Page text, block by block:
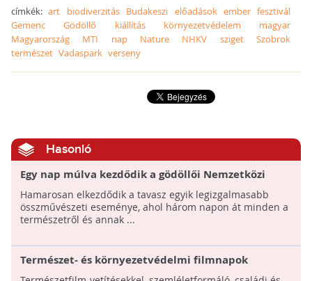
címkék:art biodiverzitás Budakeszi előadások ember fesztivál
Gemenc
Gödöllő kiállítás környezetvédelem
magyar
Magyarország
MTI nap Nature NHKV sziget
Szobrok
természet Vadaspark verseny
Hasonló
Egy nap múlva kezdődik a gödöllői Nemzetközi
Természetfilm Fesztivál!
Hamarosan elkezdődik a tavasz egyik legizgalmasabb
összművészeti eseménye, ahol három napon át minden a
természetről és annak ...
Természet- és környezetvédelmi filmnapok
májusban!